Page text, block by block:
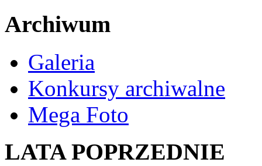
Archiwum
Galeria
Konkursy archiwalne
Mega Foto
LATA POPRZEDNIE